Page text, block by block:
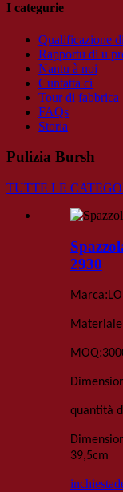
I categurie
Qualificazione
Rapportu di u
Nantu à noi
Cuntatta ci
Tour di fabbrica
FAQs
Storia
Pulizia Bursh
TUTTE LE
2930
Marca:
Materiale
MOQ:
quantità
39,5cm
inchiesta